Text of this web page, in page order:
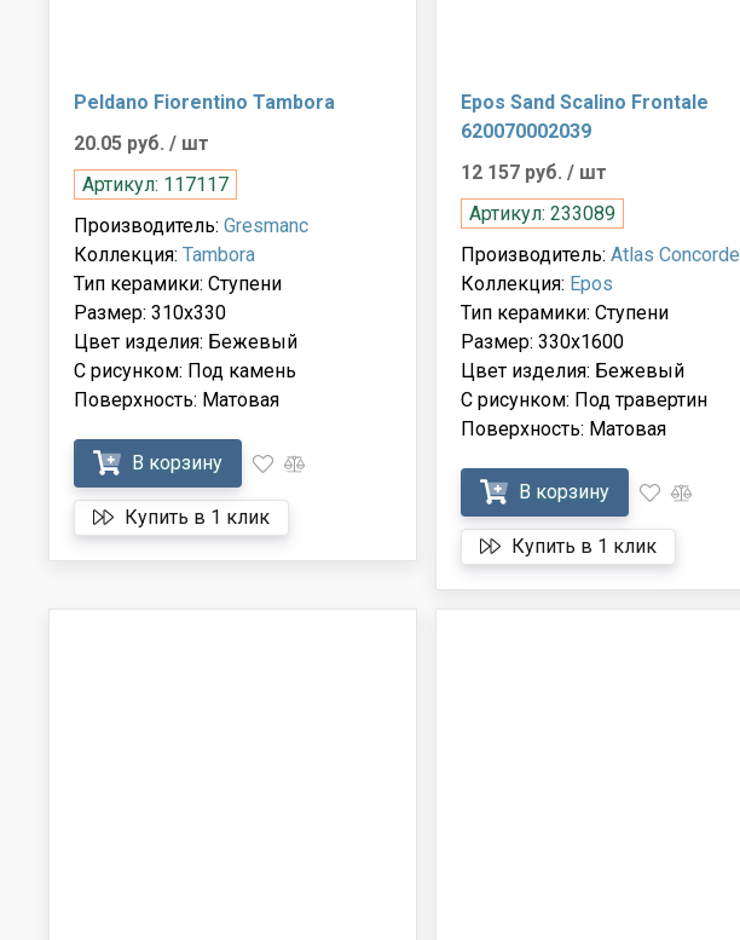
Peldano Fiorentino Tambora
20.05 руб. / шт
Артикул: 117117
Производитель: Gresmanc
Коллекция: Tambora
Тип керамики: Ступени
Размер: 310x330
Цвет изделия: Бежевый
С рисунком: Под камень
Поверхность: Матовая
В корзину
Купить в 1 клик
Epos Sand Scalino Frontale
620070002039
12 157 руб. / шт
Артикул: 233089
Производитель: Atlas Concorde
Коллекция: Epos
Тип керамики: Ступени
Размер: 330x1600
Цвет изделия: Бежевый
С рисунком: Под травертин
Поверхность: Матовая
В корзину
Купить в 1 клик